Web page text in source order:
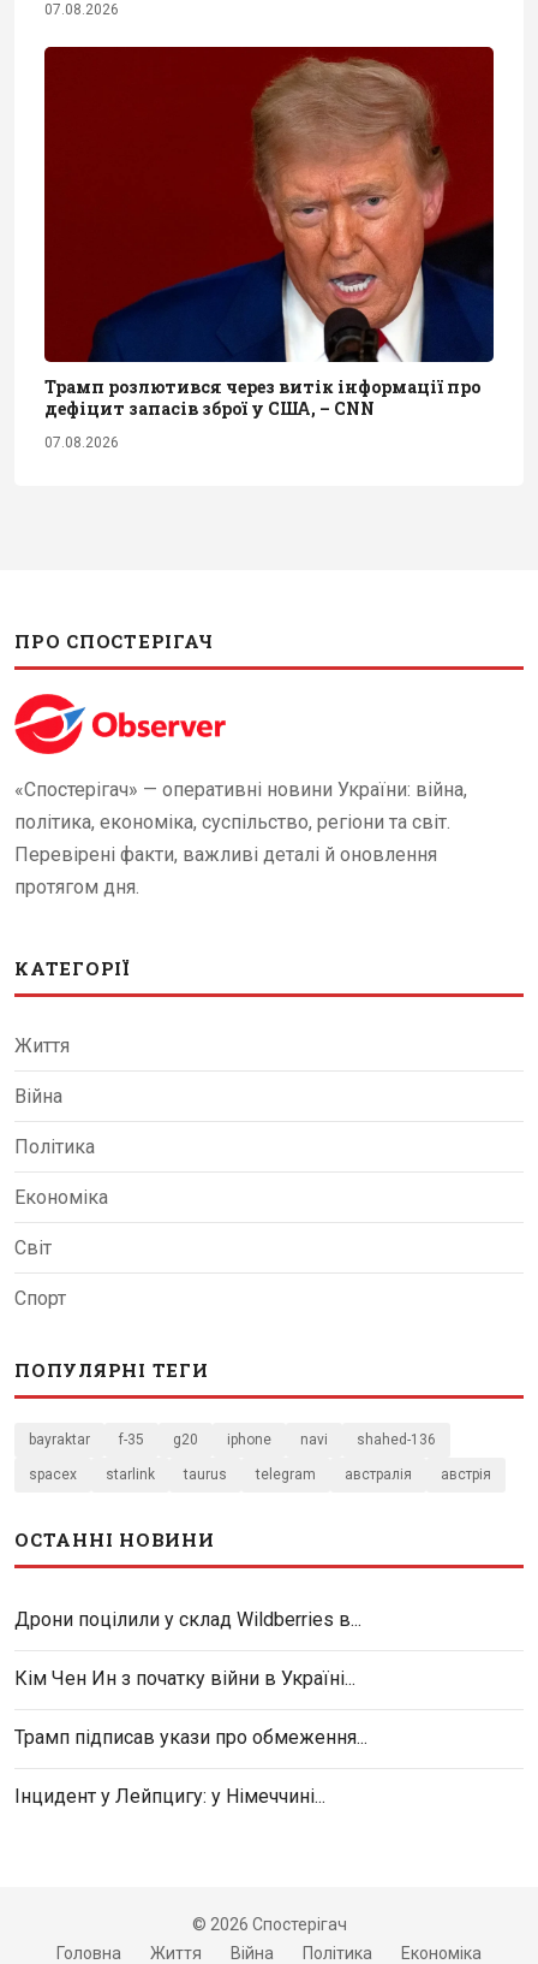
07.08.2026
Трамп розлютився через витік інформації про
дефіцит запасів зброї у США, – CNN
07.08.2026
ПРО СПОСТЕРІГАЧ
«Спостерігач» — оперативні новини України: війна,
політика, економіка, суспільство, регіони та світ.
Перевірені факти, важливі деталі й оновлення
протягом дня.
КАТЕГОРІЇ
Життя
Війна
Політика
Економіка
Світ
Спорт
ПОПУЛЯРНІ ТЕГИ
bayraktar f-35 g20 iphone navi shahed-136
spacex starlink taurus telegram австралія австрія
ОСТАННІ НОВИНИ
Дрони поцілили у склад Wildberries в...
Кім Чен Ин з початку війни в Україні...
Трамп підписав укази про обмеження...
Інцидент у Лейпцигу: у Німеччині...
© 2026 Спостерігач
Головна
Життя Війна Політика Економіка